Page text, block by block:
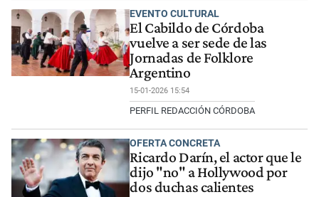
EVENTO CULTURAL
El Cabildo de Córdoba
vuelve a ser sede de las
Jornadas de Folklore
Argentino
15-01-2026 15:54
PERFIL REDACCIÓN CÓRDOBA
OFERTA CONCRETA
Ricardo Darín, el actor que le
dijo "no" a Hollywood por
dos duchas calientes